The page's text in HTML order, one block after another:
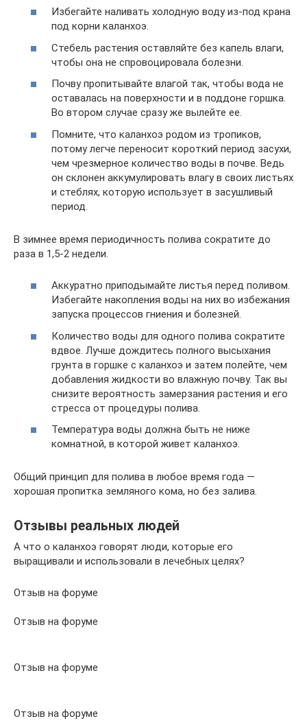
Избегайте наливать холодную воду из-под крана
под корни каланхоэ.
Стебель растения оставляйте без капель влаги,
чтобы она не спровоцировала болезни.
Почву пропитывайте влагой так, чтобы вода не
оставалась на поверхности и в поддоне горшка.
Во втором случае сразу же вылейте ее.
Помните, что каланхоэ родом из тропиков,
потому легче переносит короткий период засухи,
чем чрезмерное количество воды в почве. Ведь
он склонен аккумулировать влагу в своих листьях
и стеблях, которую использует в засушливый
период.
В зимнее время периодичность полива сократите до
раза в 1,5-2 недели.
Аккуратно приподымайте листья перед поливом.
Избегайте накопления воды на них во избежания
запуска процессов гниения и болезней.
Количество воды для одного полива сократите
вдвое. Лучше дождитесь полного высыхания
грунта в горшке с каланхоэ и затем полейте, чем
добавления жидкости во влажную почву. Так вы
снизите вероятность замерзания растения и его
стресса от процедуры полива.
Температура воды должна быть не ниже
комнатной, в которой живет каланхоэ.
Общий принцип для полива в любое время года —
хорошая пропитка земляного кома, но без залива.
Отзывы реальных людей
А что о каланхоэ говорят люди, которые его
выращивали и использовали в лечебных целях?
Отзыв на форуме
Отзыв на форуме
Отзыв на форуме
Отзыв на форуме